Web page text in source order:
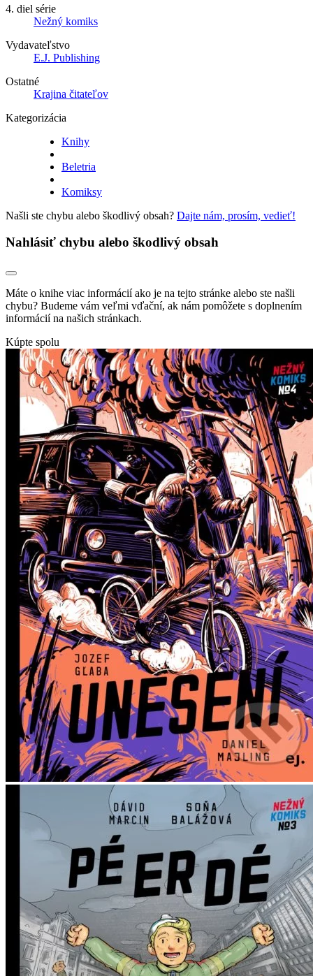
4. diel série
Nežný komiks
Vydavateľstvo
E.J. Publishing
Ostatné
Krajina čitateľov
Kategorizácia
Knihy
Beletria
Komiksy
Našli ste chybu alebo škodlivý obsah? Dajte nám, prosím, vedieť!
Nahlásiť chybu alebo škodlivý obsah
Máte o knihe viac informácií ako je na tejto stránke alebo ste našli
chybu? Budeme vám veľmi vďační, ak nám pomôžete s doplnením
informácií na našich stránkach.
Kúpte spolu